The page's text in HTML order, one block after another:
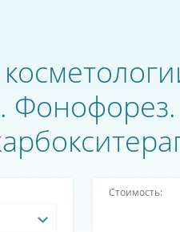
Фонофорез.
Стоимость: